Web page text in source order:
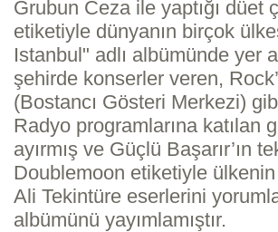
Grubun Ceza ile yaptığı düet
etiketiyle dünyanın birçok
Istanbul" adlı albümünde yer
şehirde konserler veren,
(Bostancı Gösteri Merkezi)
Radyo programlarına katılan
ayırmış ve Güçlü Başarır’ın
Doublemoon etiketiyle
Ali Tekintüre eserlerini
albümünü yayımlamıştır.